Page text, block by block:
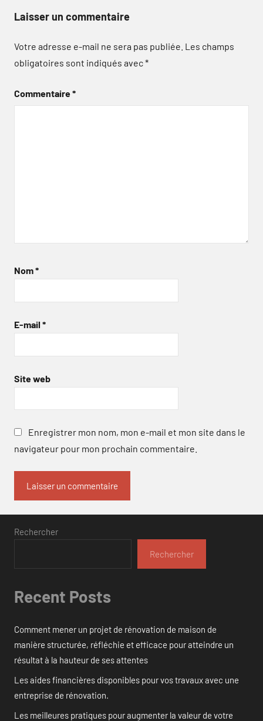
Laisser un commentaire
Votre adresse e-mail ne sera pas publiée. Les champs
obligatoires sont indiqués avec*
Commentaire*
Nom*
E-mail *
Site web
Enregistrer mon nom, mon e-mail et mon site dans le
navigateur pour mon prochain commentaire.
Rechercher
Rechercher
Recent Posts
Comment mener un projet de rénovation de maison de
manière structurée, réfléchie et efficace pour atteindre un
résultat à la hauteur de ses attentes
Les aides financières disponibles pour vos travaux avec une
entreprise de rénovation.
Les meilleures pratiques pour augmenter la valeur de votre